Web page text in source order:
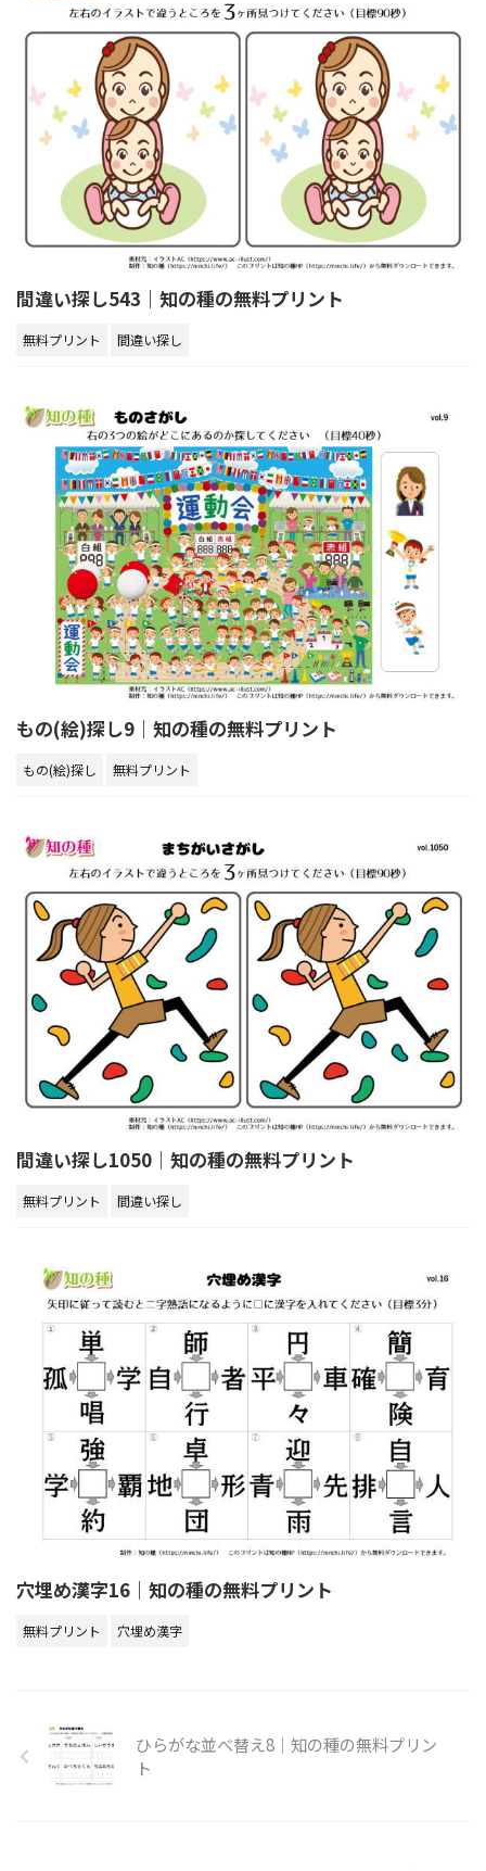
間違い探し543｜知の種の無料プリント
無料プリント 間違い探し
もの(絵)探し9｜知の種の無料プリント
もの(絵)探し 無料プリント
間違い探し1050｜知の種の無料プリント
無料プリント 間違い探し
穴埋め漢字16｜知の種の無料プリント
無料プリント 穴埋め漢字
ひらがな並べ替え8｜知の種の無料プリン
ト